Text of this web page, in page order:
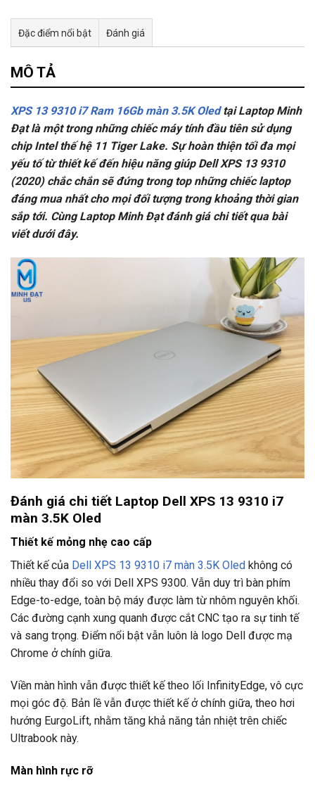
Đặc điểm nổi bật Đánh giá
Tư vấn & bán hàng qua Facebook
MÔ TẢ
XPS 13 9310 i7 Ram 16Gb màn 3.5K Oledtại Laptop Minh
Đạt là một trong những chiếc máy tính đầu tiên sử dụng
chip Intel thế hệ 11 Tiger Lake. Sự hoàn thiện tối đa mọi
yếu tố từ thiết kế đến hiệu năng giúp Dell XPS 13 9310
(2020) chắc chắn sẽ đứng trong top những chiếc laptop
đáng mua nhất cho mọi đối tượng trong khoảng thời gian
sắp tới. Cùng Laptop Minh Đạt đánh giá chi tiết qua bài
viết dưới đây.
Đánh giá chi tiết Laptop Dell XPS 13 9310 i7
màn 3.5K Oled
Thiết kế mỏng nhẹ cao cấp
Thiết kế của Dell XPS 13 9310 i7 màn 3.5K Oled không có
nhiều thay đổi so với Dell XPS 9300. Vẫn duy trì bàn phím
Edge-to-edge, toàn bộ máy được làm từ nhôm nguyên khối.
Các đường cạnh xung quanh được cắt CNC tạo ra sự tinh tế
và sang trọng. Điểm nổi bật vẫn luôn là logo Dell được mạ
Chrome ở chính giữa.
Viền màn hình vẫn được thiết kế theo lối InfinityEdge, vô cực
mọi góc độ. Bản lề vẫn được thiết kế ở chính giữa, theo hơi
hướng EurgoLift, nhằm tăng khả năng tản nhiệt trên chiếc
Ultrabook này.
Màn hình rực rỡ